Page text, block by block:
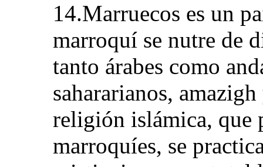
14.Marruecos es un
marroquí se nutre de
tanto árabes como
sahararianos,
religión islámica, que
marroquíes, se